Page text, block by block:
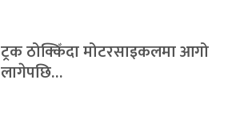
ट्रक ठोक्किँदा मोटरसाइकलमा आगो
लागेपछि…